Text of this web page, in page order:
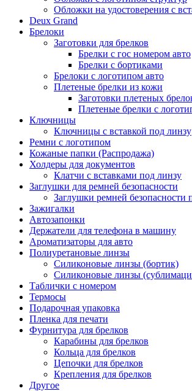
Обложки на удостоверения с
Deux Grand
Брелоки
Заготовки для брелков
Брелки с гос номером авто
Брелки с бортиками
Брелоки с логотипом авто
Плетеные брелки из кожи
Заготовки плетеных
Плетеные брелки с
Ключницы
Ключницы с вставкой под линзу
Ремни с логотипом
Кожаные папки (Распродажа)
Холдеры для документов
Клатчи с вставками под линзу
Заглушки для ремней безопасности
Заглушки ремней безопасности
Зажигалки
Автозапонки
Держатели для телефона в машину
Ароматизаторы для авто
Полиуретановые линзы
Силиконовые линзы (бортик)
Силиконовые линзы
Таблички с номером
Термосы
Подарочная упаковка
Пленка для печати
Фурнитура для брелков
Карабины для брелков
Кольца для брелков
Цепочки для брелков
Крепления для брелков
Другое